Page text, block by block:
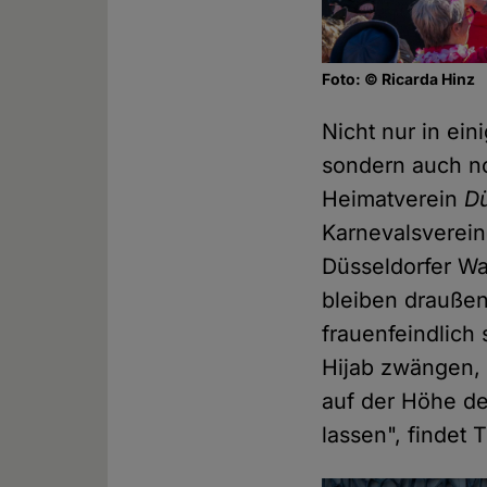
Foto: © Ricarda Hinz
Nicht nur in
sondern auch
Heimatverein
Düsseldorfer
bleiben
frauenfeindlich
Hijab
auf der Höhe
lassen", findet